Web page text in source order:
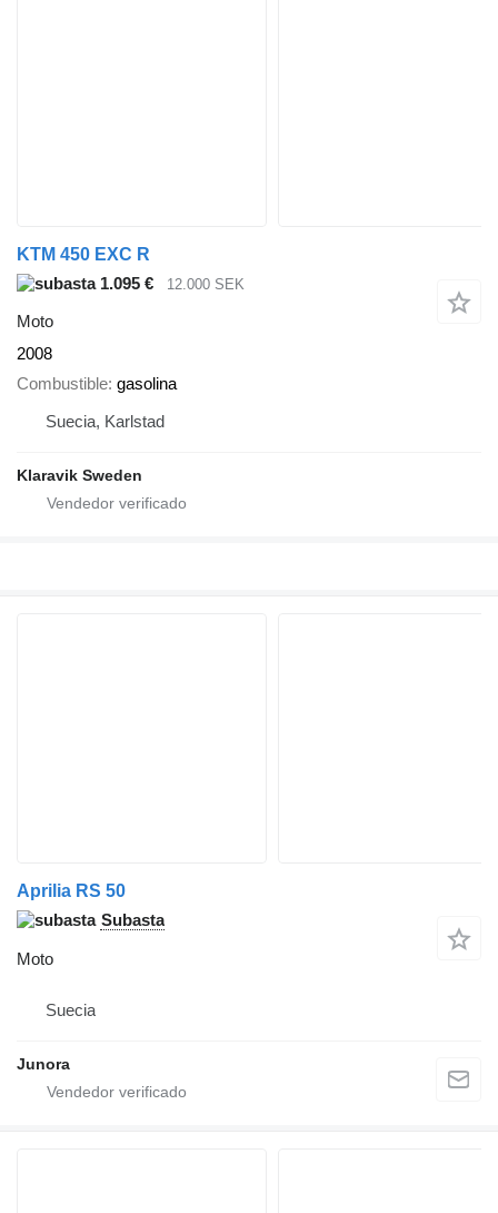
KTM 450 EXC R
1.095 €
12.000 SEK
Moto
2008
Combustible gasolina
Suecia, Karlstad
Klaravik Sweden
Aprilia RS 50
Subasta
Moto
Suecia
Junora